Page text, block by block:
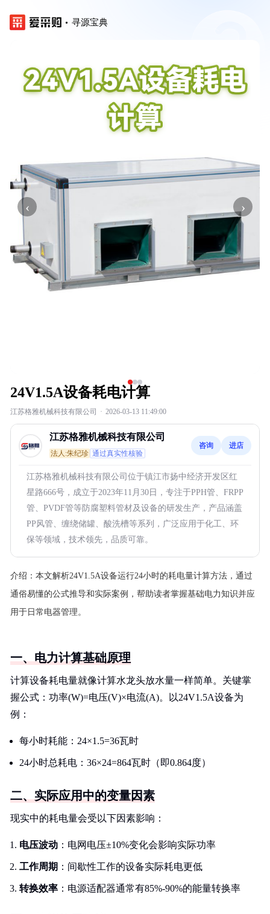
寻源宝典
‹ ›
24V1.5A设备耗电计算
江苏格雅机械科技有限公司 · 2026-03-13 11:49:00
江苏格雅机械科技有限公司
法人:朱纪珍 通过真实性核验
咨询 进店
江苏格雅机械科技有限公司位于镇江市扬中经济开发区红
星路666号，成立于2023年11月30日，专注于PPH管、FRPP
管、PVDF管等防腐塑料管材及设备的研发生产，产品涵盖
PP风管、缠绕储罐、酸洗槽等系列，广泛应用于化工、环
保等领域，技术领先，品质可靠。
介绍： 本文解析24V1.5A设备运行24小时的耗电量计算方法，通过
通俗易懂的公式推导和实际案例，帮助读者掌握基础电力知识并应
用于日常电器管理。
一、电力计算基础原理
计算设备耗电量就像计算水龙头放水量一样简单。关键掌
握公式：功率(W)=电压(V)×电流(A)。以24V1.5A设备为
例：
每小时耗能：24×1.5=36瓦时
24小时总耗电：36×24=864瓦时（即0.864度）
二、实际应用中的变量因素
现实中的耗电量会受以下因素影响：
电压波动 ：电网电压±10%变化会影响实际功率
工作周期 ：间歇性工作的设备实际耗电更低
转换效率 ：电源适配器通常有85%-90%的能量转换率